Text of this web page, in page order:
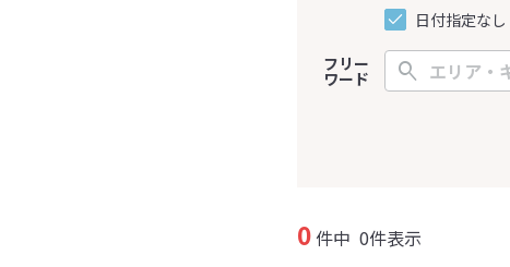
日付指定なし
フリー
ワード
0件中 0件表示